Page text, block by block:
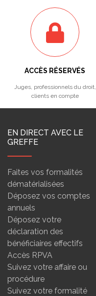
ACCÈS RÉSERVÉS
Juges, professionnels du droit,
clients en compte
EN DIRECT AVEC LE
GREFFE
Faites vos formalités
dématérialisées
Déposez vos comptes
annuels
Déposez votre
déclaration des
bénéficiaires effectifs
Accès RPVA
Suivez votre affaire ou
procédure
Suivez votre formalité